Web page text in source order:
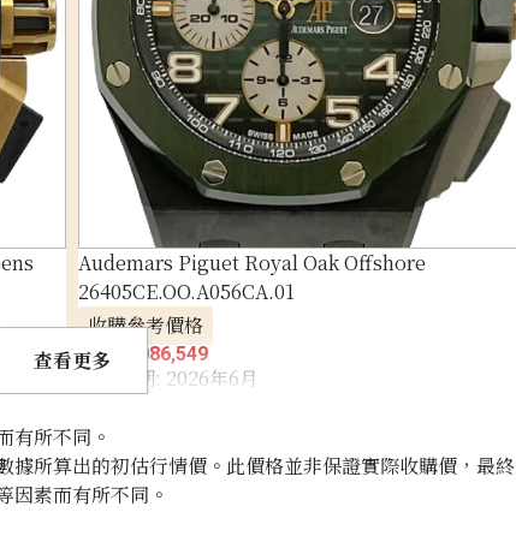
Audemars Piguet Royal Oak Offshore
26405CE.OO.A056CA.01
收購參考價格
NTD 1,086,549
收購日期: 2026年6月
查看更多
有所不同。
所算出的初估行情價。此價格並非保證實際收購價，最終
因素而有所不同。